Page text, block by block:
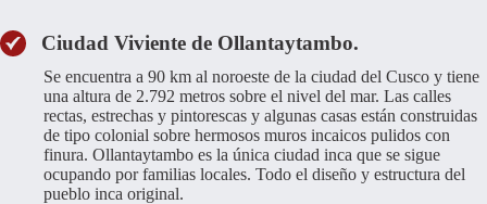
Ciudad Viviente de Ollantaytambo.
Se encuentra a 90 km al noroeste de la ciudad del Cusco y tiene
una altura de 2.792 metros sobre el nivel del mar. Las calles
rectas, estrechas y pintorescas y algunas casas están construidas
de tipo colonial sobre hermosos muros incaicos pulidos con
finura. Ollantaytambo es la única ciudad inca que se sigue
ocupando por familias locales. Todo el diseño y estructura del
pueblo inca original.